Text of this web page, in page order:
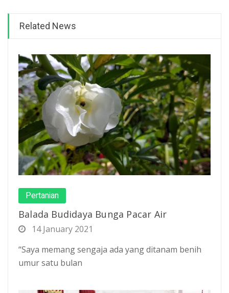
Related News
Pertanian
Balada Budidaya Bunga Pacar Air
14 January 2021
“Saya memang sengaja ada yang ditanam benih
umur satu bulan